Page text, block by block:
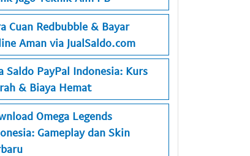
Cuan Redbubble & Bayar
Aman via JualSaldo.com
Saldo PayPal Indonesia: Kurs
& Biaya Hemat
Omega Legends
Gameplay dan Skin